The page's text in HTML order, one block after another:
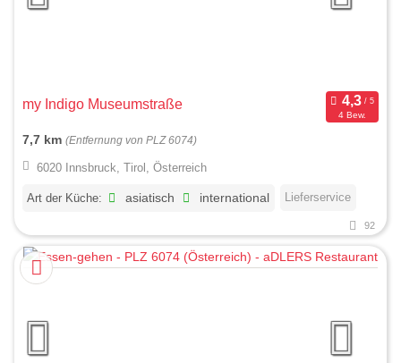
my Indigo Museumstraße
4 Bew.
7,7 km (Entfernung von PLZ 6074)
6020 Innsbruck, Tirol, Österreich
Art der Küche: asiatisch international Lieferservice
92